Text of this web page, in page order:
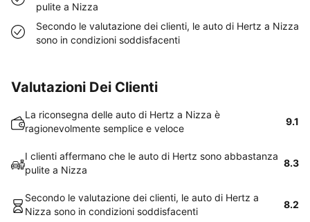
pulite a Nizza
Secondo le valutazione dei clienti, le auto di Hertz a Nizza
sono in condizioni soddisfacenti
Valutazioni Dei Clienti
La riconsegna delle auto di Hertz a Nizza è
ragionevolmente semplice e veloce
9.1
I clienti affermano che le auto di Hertz sono abbastanza
pulite a Nizza
8.3
Secondo le valutazione dei clienti, le auto di Hertz a
Nizza sono in condizioni soddisfacenti
8.2